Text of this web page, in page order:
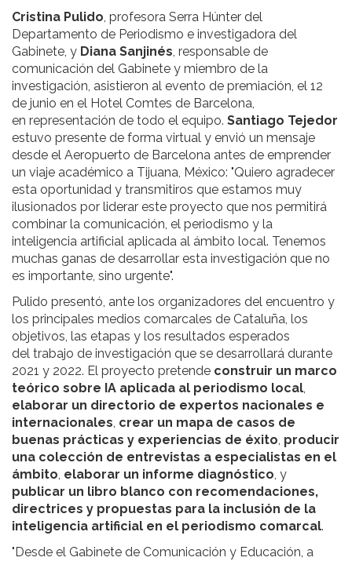
Cristina Pulido, profesora Serra Húnter del
Departamento de Periodismo e investigadora del
Gabinete, y Diana Sanjinés, responsable de
comunicación del Gabinete y miembro de la
investigación, asistieron al evento de premiación, el 12
de junio en el Hotel Comtes de Barcelona,
en representación de todo el equipo. Santiago Tejedor
estuvo presente de forma virtual y envió un mensaje
desde el Aeropuerto de Barcelona antes de emprender
un viaje académico a Tijuana, México: "Quiero agradecer
esta oportunidad y transmitiros que estamos muy
ilusionados por liderar este proyecto que nos permitirá
combinar la comunicación, el periodismo y la
inteligencia artificial aplicada al ámbito local. Tenemos
muchas ganas de desarrollar esta investigación que no
es importante, sino urgente".
Pulido presentó, ante los organizadores del encuentro y
los principales medios comarcales de Cataluña, los
objetivos, las etapas y los resultados esperados
del trabajo de investigación que se desarrollará durante
2021 y 2022. El proyecto pretende construir un marco
teórico sobre IA aplicada al periodismo local,
elaborar un directorio de expertos nacionales e
internacionales, crear un mapa de casos de
buenas prácticas y experiencias de éxito, producir
una colección de entrevistas a especialistas en el
ámbito, elaborar un informe diagnóstico, y
publicar un libro blanco con recomendaciones,
directrices y propuestas para la inclusión de la
inteligencia artificial en el periodismo comarcal.
"Desde el Gabinete de Comunicación y Educación, a